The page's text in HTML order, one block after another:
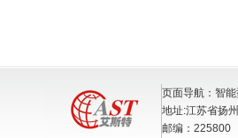
页面导航：智
地址:江苏省扬
邮编：225800